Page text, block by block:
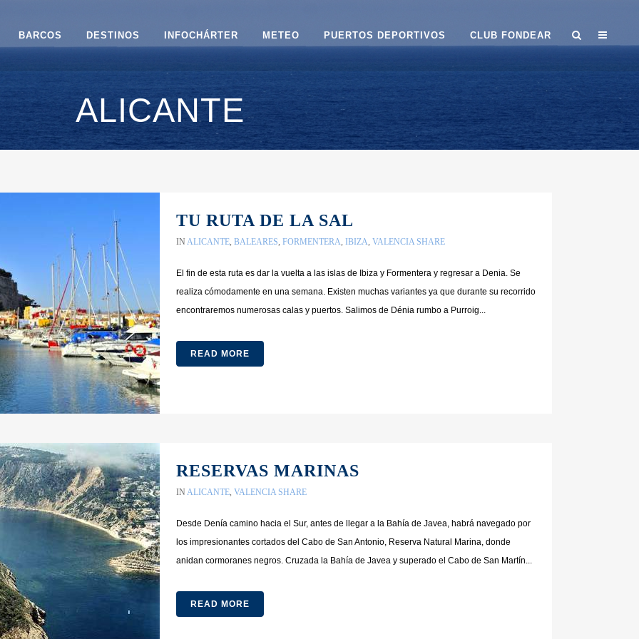
BARCOS DESTINOS INFOCHÁRTER METEO PUERTOS DEPORTIVOS CLUB FONDEAR
ALICANTE
TU RUTA DE LA SAL
IN ALICANTE, BALEARES, FORMENTERA, IBIZA, VALENCIA SHARE
El fin de esta ruta es dar la vuelta a las islas de Ibiza y Formentera y regresar a Denia. Se
realiza cómodamente en una semana. Existen muchas variantes ya que durante su recorrido
encontraremos numerosas calas y puertos. Salimos de Dénia rumbo a Purroig...
READ MORE
RESERVAS MARINAS
IN ALICANTE, VALENCIA SHARE
Desde Denía camino hacia el Sur, antes de llegar a la Bahía de Javea, habrá navegado por
los impresionantes cortados del Cabo de San Antonio, Reserva Natural Marina, donde
anidan cormoranes negros. Cruzada la Bahía de Javea y superado el Cabo de San Martín...
READ MORE